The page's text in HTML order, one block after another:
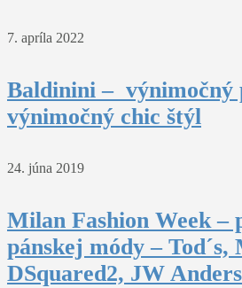
7. apríla 2022
Baldinini – výnimočný
výnimočný chic štýl
24. júna 2019
Milan Fashion Week –
pánskej módy –
DSquared2, JW